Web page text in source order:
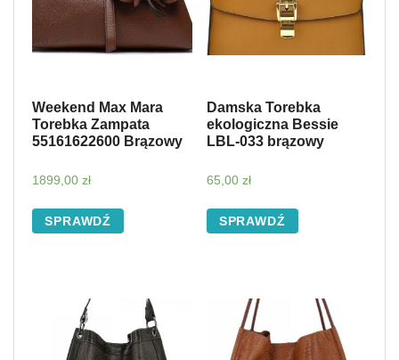
Weekend Max Mara
Torebka Zampata
55161622600 Brązowy
1899,00 zł
SPRAWDŹ
Damska Torebka
ekologiczna Bessie
LBL-033 brązowy
65,00 zł
SPRAWDŹ